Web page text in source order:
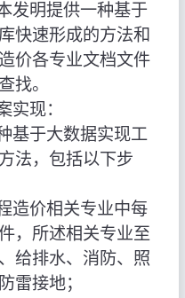
发明提供一种基于
快速形成的方法和
价各专业文档文件
找。
实现：
基于大数据实现工
法，包括以下步
造价相关专业中每
，所述相关专业至
给排水、消防、照
雷接地；